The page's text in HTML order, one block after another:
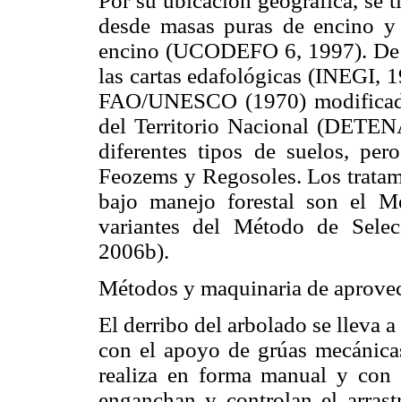
desde masas puras de encino
encino (UCODEFO 6, 1997).
las cartas edafológicas (INEGI,
FAO/UNESCO (1970)
del Territorio Nacional
diferentes tipos de suelos,
Feozems y Regosoles. Los
bajo manejo forestal son el
variantes del Método de
2006b).
Métodos y maquinaria de
El derribo del arbolado se lleva a
con el apoyo de grúas
realiza en forma manual y con